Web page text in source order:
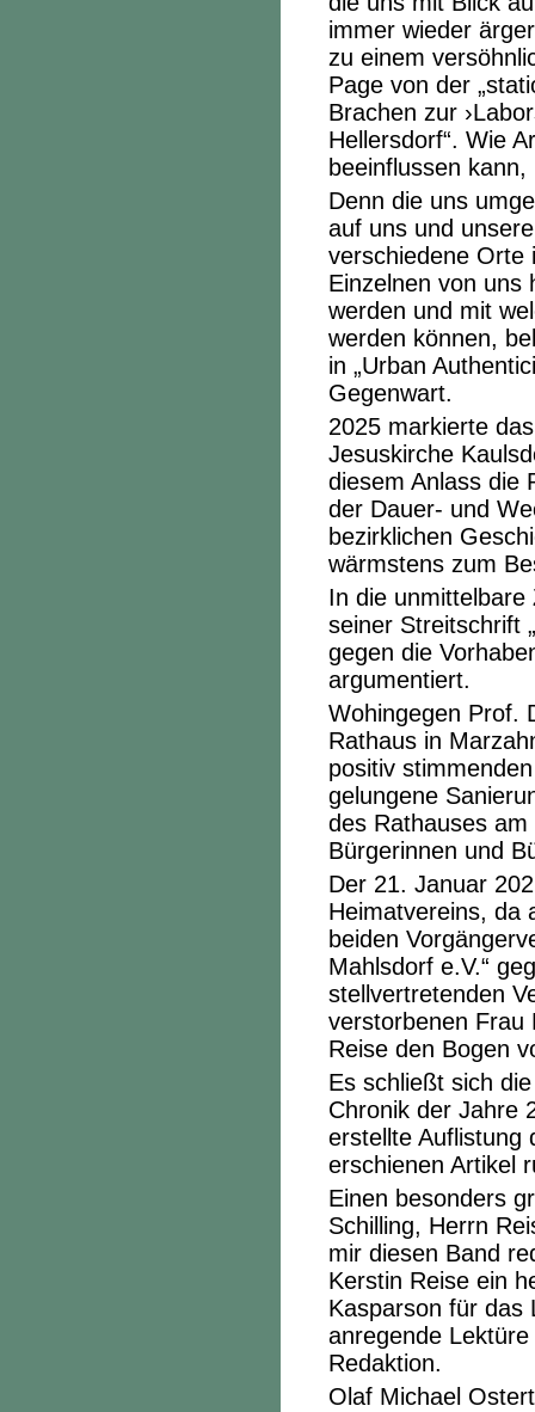
immer wieder
zu einem
Page von der
Brachen zur
Hellersdorf“. Wie
beeinflussen
Denn die uns
auf uns und
verschiedene Orte
Einzelnen von uns
werden und mit
werden können,
in „Urban
Gegenwart.
2025 markierte
Jesuskirche
diesem Anlass die
der Dauer- und
bezirklichen
wärmstens zum
In die
seiner Streitschrift
gegen die
argumentiert.
Wohingegen Prof.
Rathaus in
positiv
gelungene
des Rathauses
Bürgerinnen und
Der 21. Januar
Heimatvereins, da
beiden
Mahlsdorf e.V.“
stellvertretenden
verstorbenen Frau
Reise den Bogen
Es schließt sich
Chronik der Jahre
erstellte Auflistung
erschienen Artikel
Einen besonders
Schilling, Herrn
mir diesen Band
Kerstin Reise ein
Kasparson für das
anregende
Redaktion.
Olaf Michael